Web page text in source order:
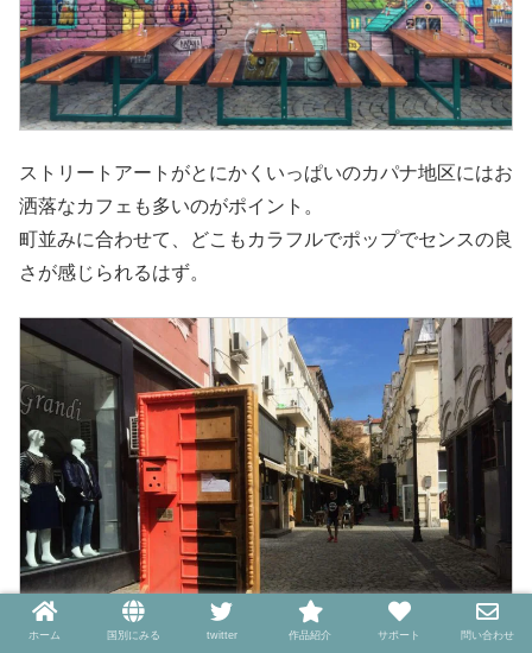
ストリートアートがとにかくいっぱいのカパナ地区にはお
洒落なカフェも多いのがポイント。
町並みに合わせて、どこもカラフルでポップでセンスの良
さが感じられるはず。
ホーム 国別にみる twitter 作品紹介 サポート 問い合わせ